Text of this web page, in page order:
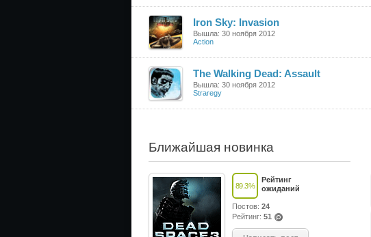
Iron Sky: Invasion
Вышла: 30 ноября 2012
Action
The Walking Dead: Assault
Вышла: 30 ноября 2012
Straregy
Ближайшая новинка
89.3%
Рейтинг
ожиданий
Постов: 24
Рейтинг: 51
(po